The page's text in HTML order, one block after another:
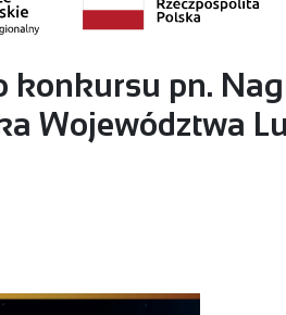
konkursu pn.
Województwa